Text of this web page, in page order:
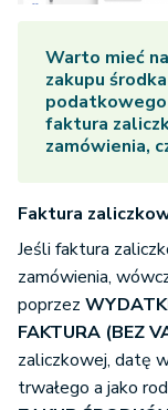
Warto mieć
zakupu
faktura
zamówienia,
Faktura
Jeśli faktura
zamówienia,
poprzez
FAKTURA (BEZ
zaliczkowej, datę
trwałego a jako